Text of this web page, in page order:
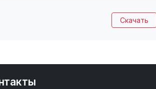
Скачать